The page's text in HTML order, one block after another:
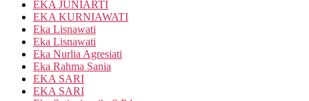
EKA JUNIARTI
EKA KURNIAWATI
Eka Lisnawati
Eka Lisnawati
Eka Nurlia Agresiati
Eka Rahma Sania
EKA SARI
EKA SARI